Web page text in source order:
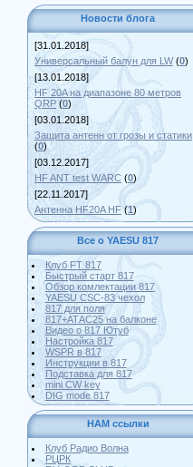
Новости блога
[31.01.2018]
Универсальный балун для LW (0)
[13.01.2018]
HF 20A на диапазоне 80 метров
QRP (0)
[03.01.2018]
Защита антенн от грозы и статики
(0)
[03.12.2017]
HF ANT test WARC (0)
[22.11.2017]
Антенна HF20A HF (1)
Все о YAESU 817
Клуб FT 817
Быстрый старт 817
Обзор комлектации 817
YAESU CSC-83 чехол
817 для поля
817+АТАС25 на балконе
Видео о 817 Ютуб
Настройка 817
WSPR в 817
Инструкции в 817
Подставка для 817
mini CW key
DIG mode 817
HAM ссылки
Клуб Радио Волна
РЦРК